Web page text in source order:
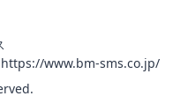
https://www.bm-sms.co.jp/